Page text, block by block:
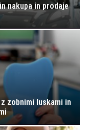
nakupa in prodaje
zobnimi luskami in